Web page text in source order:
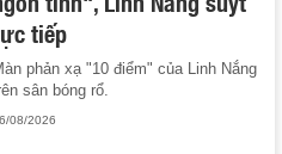
tiếp
phản xạ "10 điểm" của Linh Nắng
sân bóng rổ.
08/2026